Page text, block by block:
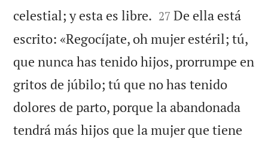
celestial; y esta es libre. 

27 De ella está
escrito: «Regocíjate, oh mujer estéril; tú,
que nunca has tenido hijos, prorrumpe en
gritos de júbilo; tú que no has tenido
dolores de parto, porque la abandonada
tendrá más hijos que la mujer que tiene